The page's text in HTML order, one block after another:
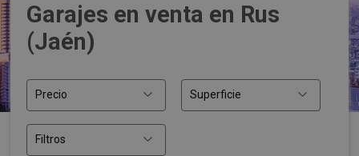
Garajes en venta en Rus
(Jaén)
Precio Superficie
Filtros